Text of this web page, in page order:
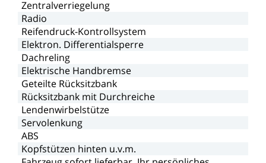
Zentralverriegelung
Radio
Reifendruck-Kontrollsystem
Elektron. Differentialsperre
Dachreling
Elektrische Handbremse
Geteilte Rücksitzbank
Rücksitzbank mit Durchreiche
Lendenwirbelstütze
Servolenkung
ABS
Kopfstützen hinten u.v.m.